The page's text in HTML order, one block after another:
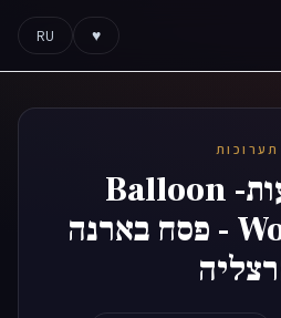
♥
RU
תערוכות
לוח הופעות- Balloon
Wonderland - פסח בארנה